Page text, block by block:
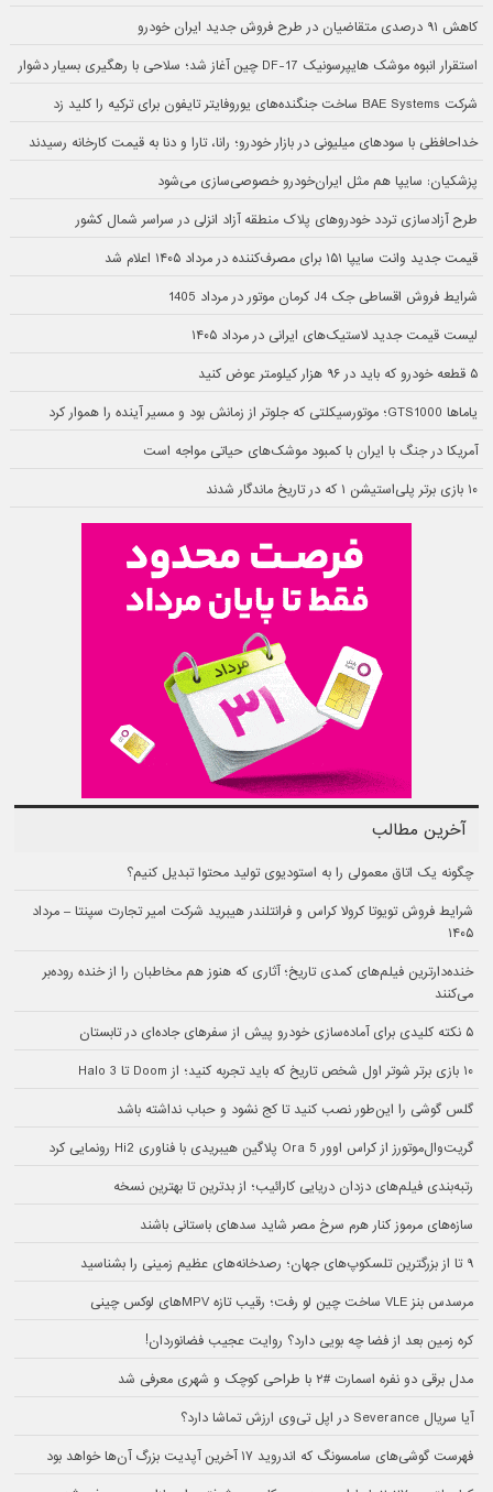
کاهش ۹۱ درصدی متقاضیان در طرح فروش جدید ایران خودرو
استقرار انبوه موشک هایپرسونیک DF-17 چین آغاز شد؛ سلاحی با رهگیری بسیار دشوار
شرکت BAE Systems ساخت جنگنده‌های یوروفایتر تایفون برای ترکیه را کلید زد
خداحافظی با سودهای میلیونی در بازار خودرو؛ رانا، تارا و دنا به قیمت کارخانه رسیدند
پزشکیان: سایپا هم مثل ایران‌خودرو خصوصی‌سازی می‌شود
طرح آزادسازی تردد خودروهای پلاک منطقه آزاد انزلی در سراسر شمال کشور
قیمت جدید وانت سایپا ۱۵۱ برای مصرف‌کننده در مرداد ۱۴۰۵ اعلام شد
شرایط فروش اقساطی جک J4 کرمان موتور در مرداد 1405
لیست قیمت جدید لاستیک‌های ایرانی در مرداد ۱۴۰۵
۵ قطعه خودرو که باید در ۹۶ هزار کیلومتر عوض کنید
یاماها GTS1000؛ موتورسیکلتی که جلوتر از زمانش بود و مسیر آینده را هموار کرد
آمریکا در جنگ با ایران با کمبود موشک‌های حیاتی مواجه است
۱۰ بازی برتر پلی‌استیشن ۱ که در تاریخ ماندگار شدند
آخرین مطالب
چگونه یک اتاق معمولی را به استودیوی تولید محتوا تبدیل کنیم؟
شرایط فروش تویوتا کرولا کراس و فرانتلندر هیبرید شرکت امیر تجارت سپنتا – مرداد
۱۴۰۵
خنده‌دارترین فیلم‌های کمدی تاریخ؛ آثاری که هنوز هم مخاطبان را از خنده روده‌بر
می‌کنند
۵ نکته کلیدی برای آماده‌سازی خودرو پیش از سفرهای جاده‌ای در تابستان
۱۰ بازی برتر شوتر اول شخص تاریخ که باید تجربه کنید؛ از Doom تا Halo 3
گلس گوشی را این‌طور نصب کنید تا کج نشود و حباب نداشته باشد
گریت‌وال‌موتورز از کراس اوور Ora 5 پلاگین هیبریدی با فناوری Hi2 رونمایی کرد
رتبه‌بندی فیلم‌های دزدان دریایی کارائیب؛ از بدترین تا بهترین نسخه
سازه‌های مرموز کنار هرم سرخ مصر شاید سدهای باستانی باشند
۹ تا از بزرگترین تلسکوپ‌های جهان؛ رصدخانه‌های عظیم زمینی را بشناسید
مرسدس بنز VLE ساخت چین لو رفت؛ رقیب تازه MPVهای لوکس چینی
کره زمین بعد از فضا چه بویی دارد؟ روایت عجیب فضانوردان!
مدل برقی دو نفره اسمارت #۲ با طراحی کوچک و شهری معرفی شد
آیا سریال Severance در اپل تی‌وی ارزش تماشا دارد؟
فهرست گوشی‌های سامسونگ که اندروید ۱۷ آخرین آپدیت بزرگ آن‌ها خواهد بود